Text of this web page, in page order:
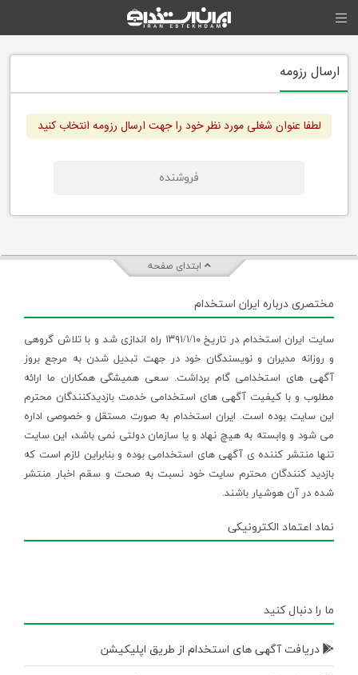
ارسال رزومه
لطفا عنوان شغلی مورد نظر خود را جهت ارسال رزومه انتخاب کنید
فروشنده
ابتدای صفحه
مختصری درباره ایران استخدام
سایت ایران استخدام در تاریخ ۱۳۹۱/۱/۱۰ راه اندازی شد و با تلاش گروهی
و روزانه مدیران و نویسندگان خود در جهت تبدیل شدن به مرجع بروز
آگهی های استخدامی گام برداشت. سعی همیشگی همکاران ما ارائه
مطلوب و با کیفیت آگهی های استخدامی خدمت بازدیدکنندگان محترم
این سایت بوده است. ایران استخدام به صورت مستقل و خصوصی اداره
می شود و وابسته به هیچ نهاد و یا سازمان دولتی نمی باشد، این سایت
تنها منتشر کننده ی آگهی های استخدامی بوده و بنابراین لازم است که
بازدید کنندگان محترم سایت خود نسبت به صحت و سقم اخبار منتشر
شده در آن هوشیار باشند.
نماد اعتماد الکترونیکی
ما را دنبال کنید
دریافت آگهی های استخدام از طریق اپلیکیشن